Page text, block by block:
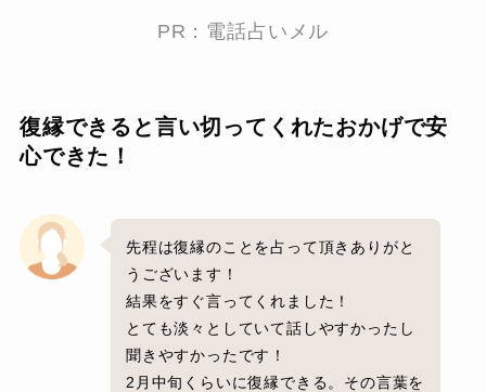
PR：電話占いメル
復縁できると言い切ってくれたおかげで安
心できた！
先程は復縁のことを占って頂きありがと
うございます！
結果をすぐ言ってくれました！
とても淡々としていて話しやすかったし
聞きやすかったです！
2月中旬くらいに復縁できる。その言葉を